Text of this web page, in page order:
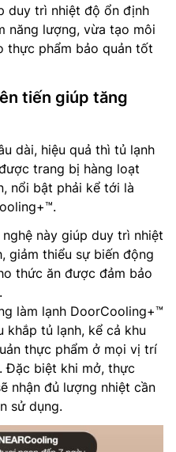
duy trì nhiệt độ ổn định
năng lượng, vừa tạo môi
thực phẩm bảo quản tốt
tiến giúp tăng
dài, hiệu quả thì tủ lạnh
trang bị hàng loạt
nổi bật phải kể tới là
này giúp duy trì nhiệt
giảm thiểu sự biến động
thức ăn được đảm bảo
làm lạnh DoorCooling+™
khắp tủ lạnh, kể cả khu
thực phẩm ở mọi vị trí
Đặc biệt khi mở, thực
nhận đủ lượng nhiệt cần
sử dụng.